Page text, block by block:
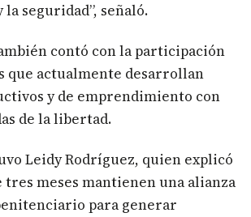
seguridad”, señaló.
contó con la participación
que actualmente desarrollan
y de emprendimiento con
de la libertad.
Leidy Rodríguez, quien explicó
tres meses mantienen una alianza
para generar